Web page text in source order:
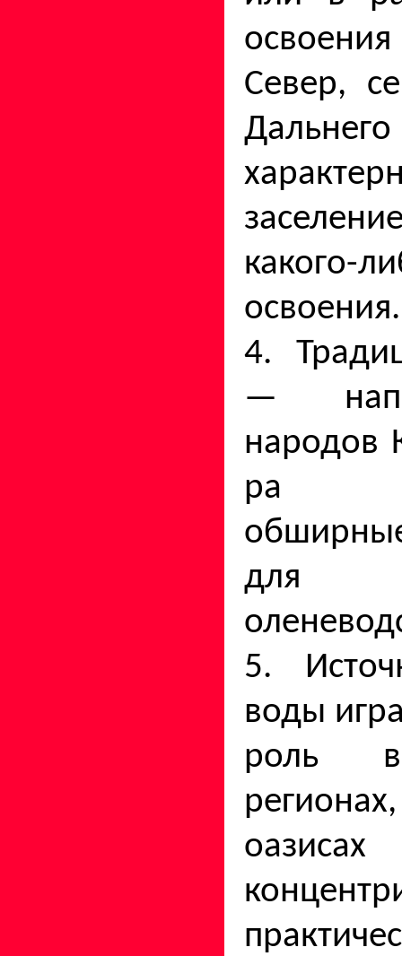
Север,
освоения.
4.
—
народов
ра
для
5.
воды
роль в
оазисах